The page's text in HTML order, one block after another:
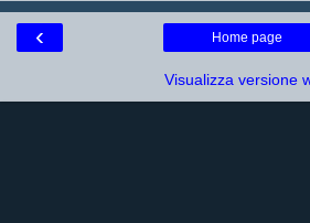
‹ Home page
Visualizza versione